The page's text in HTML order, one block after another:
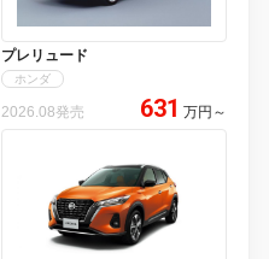
プレリュード
ホンダ
2026.08発売 631 万円 ～